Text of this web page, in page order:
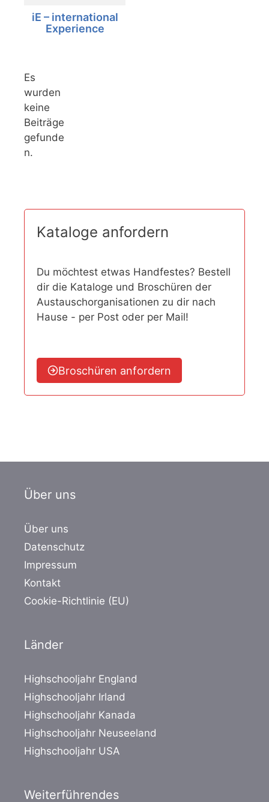
iE – international
Experience
Es
wurden
keine
Beiträge
gefunde
n.
Kataloge anfordern
Du möchtest etwas Handfestes? Bestell
dir die Kataloge und Broschüren der
Austauschorganisationen zu dir nach
Hause - per Post oder per Mail!
Broschüren anfordern
Über uns
Über uns
Datenschutz
Impressum
Kontakt
Cookie-Richtlinie (EU)
Länder
Highschooljahr England
Highschooljahr Irland
Highschooljahr Kanada
Highschooljahr Neuseeland
Highschooljahr USA
Weiterführendes